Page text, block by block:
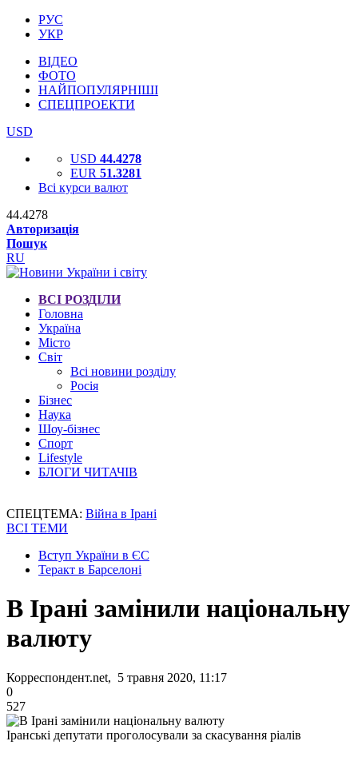
РУС
УКР
ВІДЕО
ФОТО
НАЙПОПУЛЯРНІШІ
СПЕЦПРОЕКТИ
USD
USD 44.4278
EUR 51.3281
Всі курси валют
44.4278
Авторизація
Пошук
RU
ВСІ РОЗДІЛИ
Головна
Україна
Місто
Світ
Всі новини розділу
Росія
Бізнес
Наука
Шоу-бізнес
Спорт
Lifestyle
БЛОГИ ЧИТАЧІВ
СПЕЦТЕМА: Війна в Ірані
ВСІ ТЕМИ
Вступ України в ЄС
Теракт в Барселоні
В Ірані замінили національну
валюту
Корреспондент.net, 5 травня 2020, 11:17
0
527
Іранські депутати проголосували за скасування ріалів